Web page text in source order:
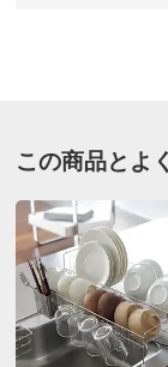
■重量（約）：約
■本体…アルミニ
ル/ABS樹脂、ト
マー、ツールホ
■耐熱：本体
■本体は食洗機
可）
面はぬめります
皿立て部分も白
折角のスタイ
そうならない為
倒でなかなか実
洗い物は毎日の
水切りカゴを買
この商品とよ